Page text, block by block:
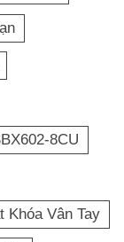
8CU
Khóa Vân Tay